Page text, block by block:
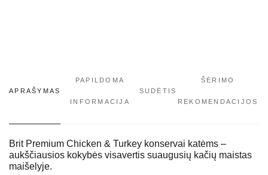
APRAŠYMAS
PAPILDOMA
INFORMACIJA
SUDĖTIS
ŠĖRIMO
REKOMENDACIJOS
Brit Premium Chicken & Turkey konservai katėms –
aukščiausios kokybės visavertis suaugusių kačių maistas
maišelyje.